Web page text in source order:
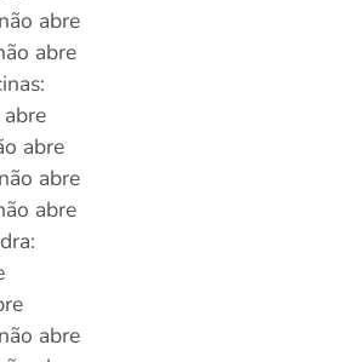
abre
abre
abre
abre
abre
abre